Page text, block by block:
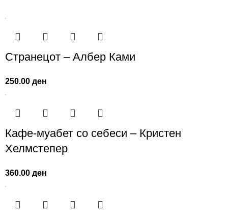
Странецот – Албер Ками
250.00ден
Кафе-муабет со себеси – Кристен
Хелмстепер
360.00ден